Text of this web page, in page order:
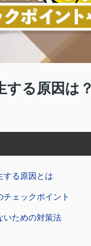
する原因は
する原因とは
ェックポイント
いための対策法